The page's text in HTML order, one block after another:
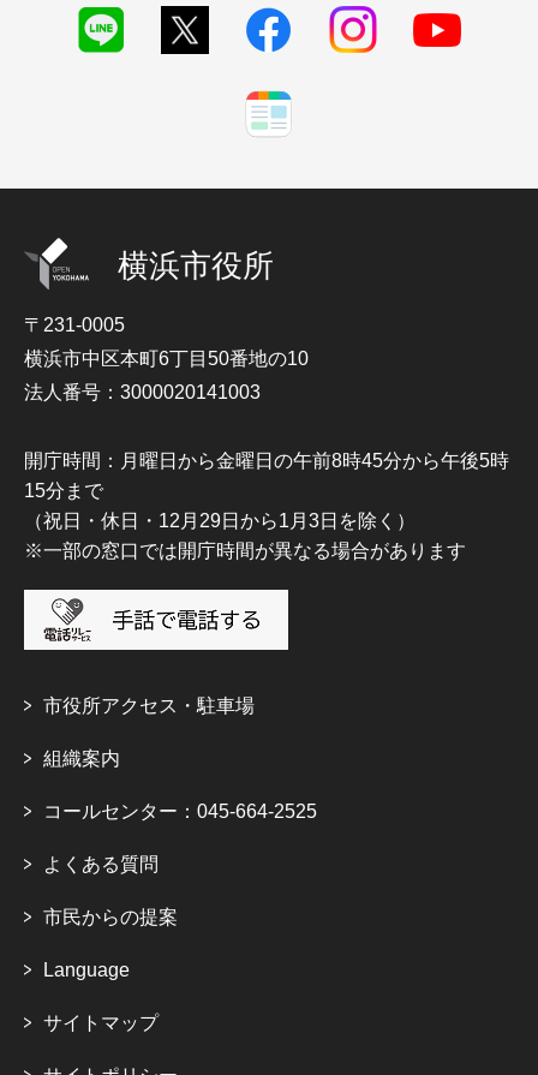
横浜市役所
〒231-0005
横浜市中区本町6丁目50番地の10
法人番号：3000020141003
開庁時間：月曜日から金曜日の午前8時45分から午後5時
15分まで
（祝日・休日・12月29日から1月3日を除く）
※一部の窓口では開庁時間が異なる場合があります
市役所アクセス・駐車場
組織案内
コールセンター：045-664-2525
よくある質問
市民からの提案
Language
サイトマップ